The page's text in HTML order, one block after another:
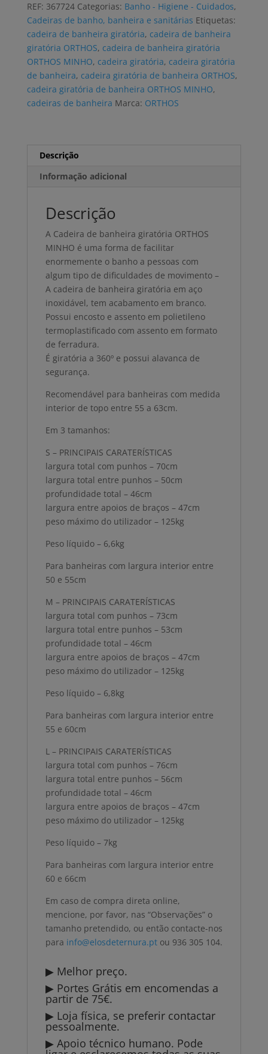
banheira
ORTHOS
MINHO
3
tamanhos
REF: 367724 Categorias: Banho - Higiene - Cuidados,
Cadeiras de banho, banheira e sanitárias Etiquetas:
cadeira de banheira giratória, cadeira de banheira
giratória ORTHOS, cadeira de banheira giratória
ORTHOS MINHO, cadeira giratória, cadeira giratória
de banheira, cadeira giratória de banheira ORTHOS,
cadeira giratória de banheira ORTHOS MINHO,
cadeiras de banheira Marca: ORTHOS
Descrição
Informação adicional
Descrição
A Cadeira de banheira giratória ORTHOS
MINHO é uma forma de facilitar
enormemente o banho a pessoas com
algum tipo de dificuldades de movimento –
A cadeira de banheira giratória em aço
inoxidável, tem acabamento em branco.
Possui encosto e assento em polietileno
termoplastificado com assento em formato
de ferradura.
É giratória a 360º e possui alavanca de
segurança.
Recomendável para banheiras com medida
interior de topo entre 55 a 63cm.
Em 3 tamanhos:
S – PRINCIPAIS CARATERÍSTICAS
largura total com punhos – 70cm
largura total entre punhos – 50cm
profundidade total – 46cm
largura entre apoios de braços – 47cm
peso máximo do utilizador – 125kg
Peso líquido – 6,6kg
Para banheiras com largura interior entre
50 e 55cm
M – PRINCIPAIS CARATERÍSTICAS
largura total com punhos – 73cm
largura total entre punhos – 53cm
profundidade total – 46cm
largura entre apoios de braços – 47cm
peso máximo do utilizador – 125kg
Peso líquido – 6,8kg
Para banheiras com largura interior entre
55 e 60cm
L – PRINCIPAIS CARATERÍSTICAS
largura total com punhos – 76cm
largura total entre punhos – 56cm
profundidade total – 46cm
largura entre apoios de braços – 47cm
peso máximo do utilizador – 125kg
Peso líquido – 7kg
Para banheiras com largura interior entre
60 e 66cm
Em caso de compra direta online,
mencione, por favor, nas “Observações” o
tamanho pretendido, ou então contacte-nos
para info@elosdeternura.ptou 936 305 104.
▶ Melhor preço.
▶ Portes Grátis em encomendas a
partir de 75€.
▶ Loja física, se preferir contactar
pessoalmente.
▶ Apoio técnico humano. Pode